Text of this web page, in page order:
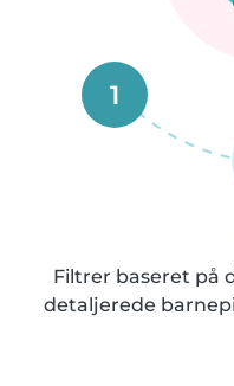
1
Filtrer baseret på
detaljerede